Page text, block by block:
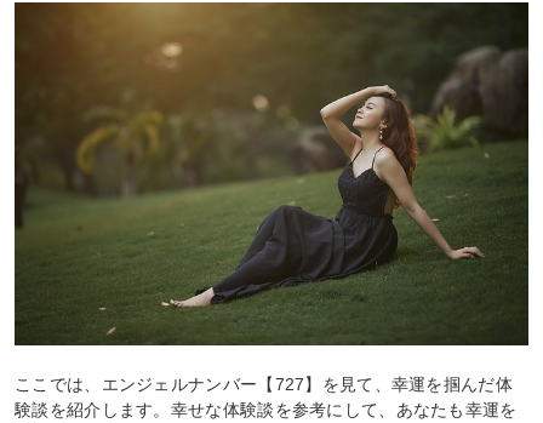
ここでは、エンジェルナンバー【727】を見て、幸運を掴んだ体
験談を紹介します。幸せな体験談を参考にして、あなたも幸運を